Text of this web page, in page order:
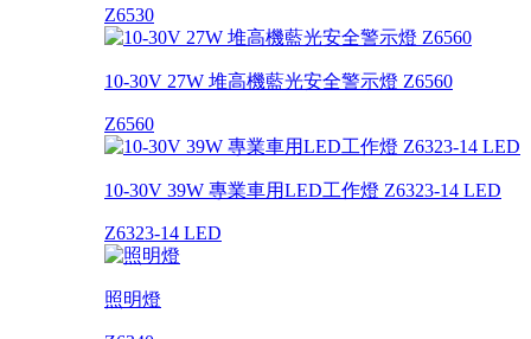
Z6530
10-30V 27W 堆高機藍光安全警示燈 Z6560
Z6560
10-30V 39W 專業車用LED工作燈 Z6323-14 LED
Z6323-14 LED
照明燈